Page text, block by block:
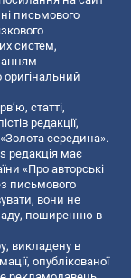
письмового
систем,
оригінальний
статті,
редакції,
середина».
редакція має
«Про авторські
письмового
вони не
поширенню в
викладену в
опублікованої